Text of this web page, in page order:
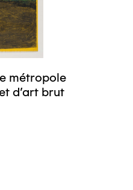
métropole
d’art brut